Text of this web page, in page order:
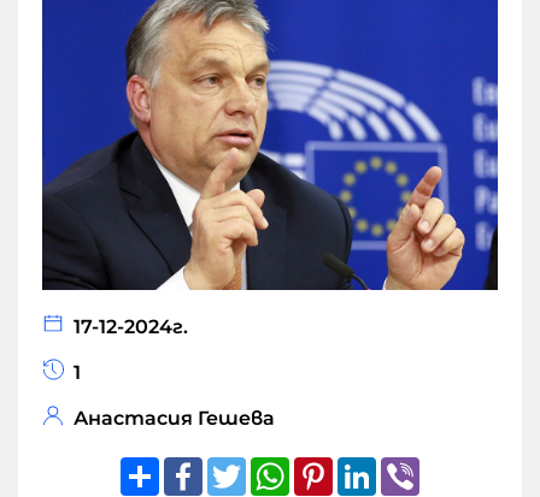
17-12-2024г.
1
Анастасия Гешева
ShareFacebook
TwitterWhatsApp
Pinterest
LinkedIn